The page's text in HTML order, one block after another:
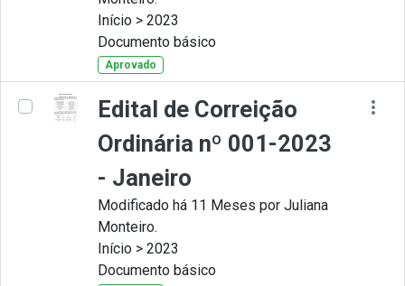
Início > 2023
Documento básico
Aprovado
Edital de Correição
Ordinária nº 001-2023
- Janeiro
Modificado há 11 Meses por Juliana
Monteiro.
Início > 2023
Documento básico